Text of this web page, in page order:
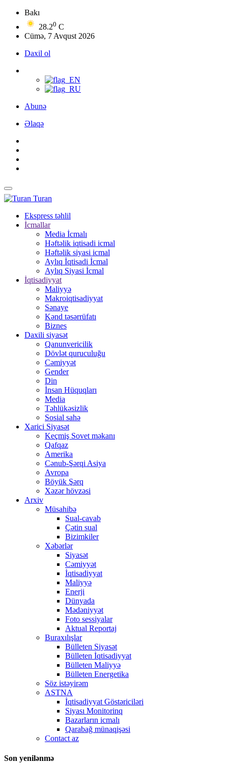
Bakı
28.20 C
Cümə, 7 Avqust 2026
Daxil ol
Abunə
Əlaqə
Turan
Ekspress təhlil
İcmallar
Media İcmalı
Həftəlik iqtisadi icmal
Həftəlik siyasi icmal
Aylıq İqtisadi İcmal
Aylıq Siyasi İcmal
İqtisadiyyat
Maliyyə
Makroiqtisadiyyat
Sənaye
Kənd təsərrüfatı
Biznes
Daxili siyasət
Qanunvericilik
Dövlət quruculuğu
Cəmiyyət
Gender
Din
İnsan Hüquqları
Media
Təhlükəsizlik
Sosial sahə
Xarici Siyasət
Keçmiş Sovet məkanı
Qafqaz
Amerika
Cənub-Şərqi Asiya
Avropa
Böyük Şərq
Xəzər hövzəsi
Arxiv
Müsahibə
Sual-cavab
Çətin sual
Bizimkiler
Xəbərlər
Siyasət
Cəmiyyət
İqtisadiyyat
Maliyyə
Enerji
Dünyada
Mədəniyyət
Foto sessiyalar
Aktual Reportaj
Buraxılışlar
Bülleten Siyasət
Bülleten İqtisadiyyat
Bülleten Maliyyə
Bülleten Energetika
Söz istəyirəm
ASTNA
İqtisadiyyat Göstəriciləri
Siyası Monitorinq
Bazarların icmalı
Qarabağ münaqişəsi
Contact az
Son yenilənmə